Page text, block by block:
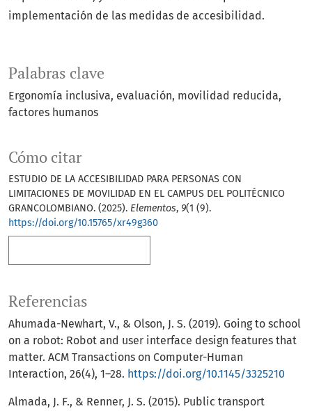
Palabras clave
Ergonomía inclusiva, evaluación, movilidad reducida,
factores humanos
Cómo citar
ESTUDIO DE LA ACCESIBILIDAD PARA PERSONAS CON
LIMITACIONES DE MOVILIDAD EN EL CAMPUS DEL POLITÉCNICO
GRANCOLOMBIANO. (2025). Elementos, 9(1 (9).
https://doi.org/10.15765/xr49g360
implementación de las medidas de accesibilidad.
Referencias
Ahumada-Newhart, V., & Olson, J. S. (2019). Going to school
on a robot: Robot and user interface design features that
matter. ACM Transactions on Computer-Human
Interaction, 26(4), 1–28. https://doi.org/10.1145/3325210
Almada, J. F., & Renner, J. S. (2015). Public transport